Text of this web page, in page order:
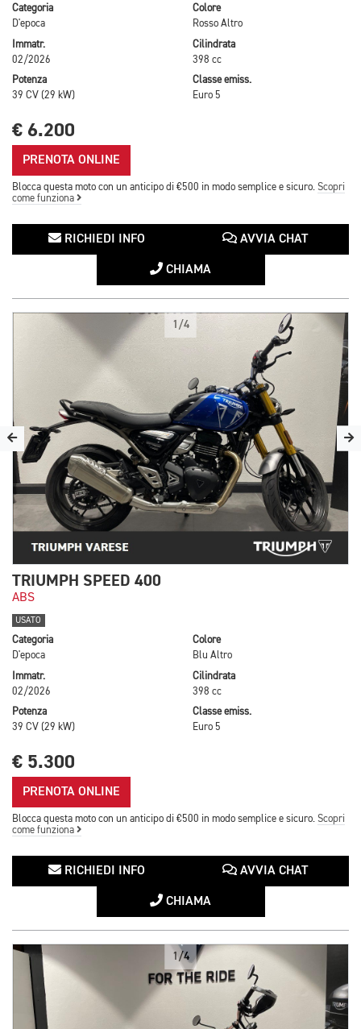
Categoria
D'epoca
Colore
Rosso Altro
Immatr.
02/2026
Cilindrata
398 cc
Potenza
39 CV (29 kW)
Classe emiss.
Euro 5
€ 6.200
PRENOTA ONLINE
Blocca questa moto con un anticipo di €500 in modo semplice e sicuro. Scopri
come funziona
RICHIEDI INFO AVVIA CHAT
CHIAMA
1/4
TRIUMPH SPEED 400
ABS
USATO
Categoria
D'epoca
Colore
Blu Altro
Immatr.
02/2026
Cilindrata
398 cc
Potenza
39 CV (29 kW)
Classe emiss.
Euro 5
€ 5.300
PRENOTA ONLINE
Blocca questa moto con un anticipo di €500 in modo semplice e sicuro. Scopri
come funziona
RICHIEDI INFO AVVIA CHAT
CHIAMA
1/4